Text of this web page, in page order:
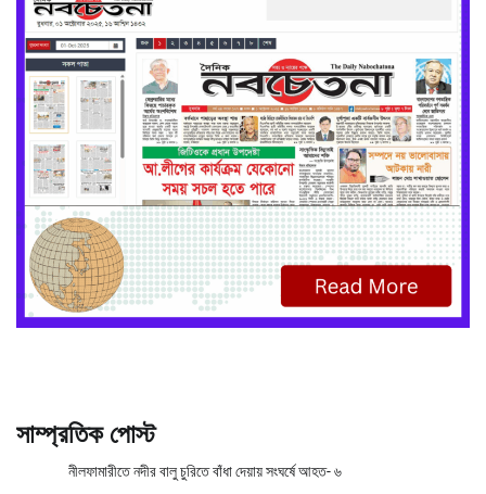
সাম্প্রতিক পোস্ট
নীলফামারীতে নদীর বালু চুরিতে বাঁধা দেয়ায় সংঘর্ষে আহত- ৬